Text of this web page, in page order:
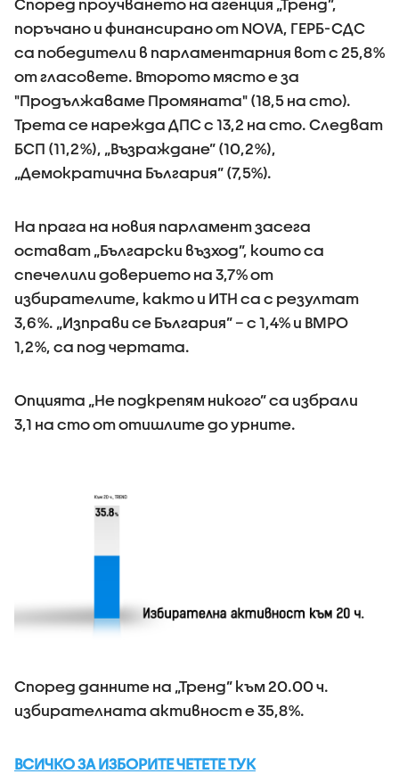
Според проучването на агенция „Тренд”,
поръчано и финансирано от NOVA, ГЕРБ-СДС
са победители в парламентарния вот с 25,8%
от гласовете. Второто място е за
"Продължаваме Промяната" (18,5 на сто).
Трета се нарежда ДПС с 13,2 на сто. Следват
БСП (11,2%), „Възраждане” (10,2%),
„Демократична България” (7,5%).
На прага на новия парламент засега
остават „Български възход”, които са
спечелили доверието на 3,7% от
избирателите, както и ИТН са с резултат
3,6%. „Изправи се България” – с 1,4% и ВМРО
1,2%, са под чертата.
Опцията „Не подкрепям никого” са избрали
3,1 на сто от отишлите до урните.
Според данните на „Тренд” към 20.00 ч.
избирателната активност е 35,8%.
ВСИЧКО ЗА ИЗБОРИТЕ ЧЕТЕТЕ ТУК